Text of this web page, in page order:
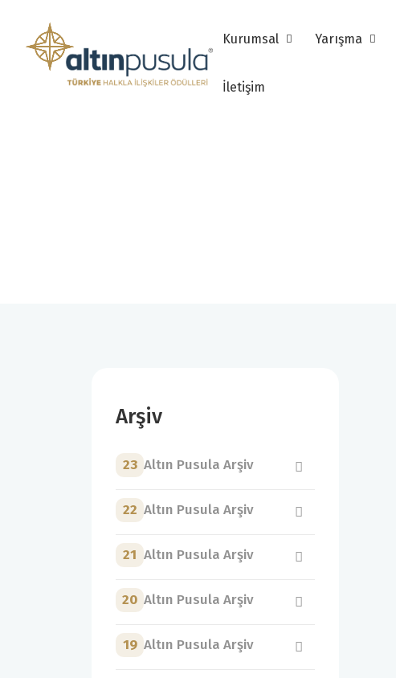
Kurumsal Yarışma
İletişim
Arşiv
23 Altın Pusula Arşiv
22 Altın Pusula Arşiv
21 Altın Pusula Arşiv
20 Altın Pusula Arşiv
19 Altın Pusula Arşiv